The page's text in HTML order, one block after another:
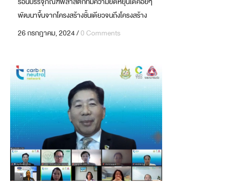
พัฒนาขึ้นจากโครงสร้างชั้นเดียวจนถึงโครงสร้าง
หลายชั้นของ&#...
26 กรกฎาคม, 2024/0 Comments